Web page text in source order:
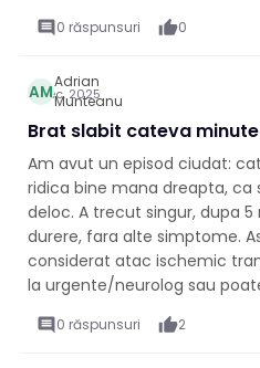
comment 0 răspunsuri thumb_up0
AMAdrian
Munteanu
4 dec. 2025
Brat slabit cateva
Am avut un episod ciudat:
ridica bine mana dreapta,
deloc. A trecut singur, dupa
durere, fara alte simptome.
considerat atac ischemic
la urgente/neurolog sau
comment 0 răspunsuri thumb_up2